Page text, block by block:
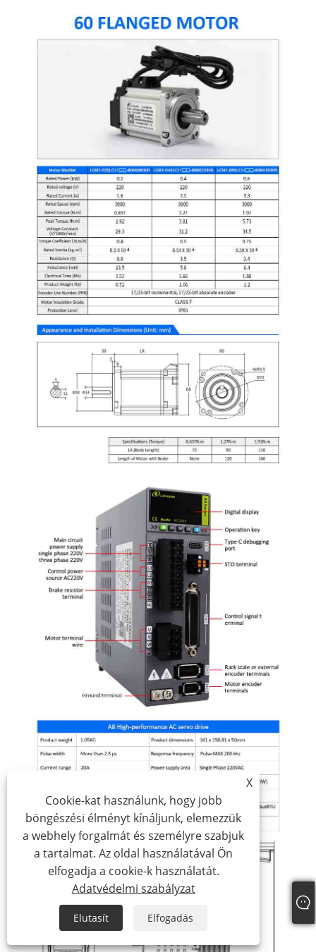
X
Cookie-kat használunk, hogy jobb
böngészési élményt kínáljunk, elemezzük
a webhely forgalmát és személyre szabjuk
a tartalmat. Az oldal használatával Ön
elfogadja a cookie-k használatát.
Adatvédelmi szabályzat
Elutasít Elfogadás